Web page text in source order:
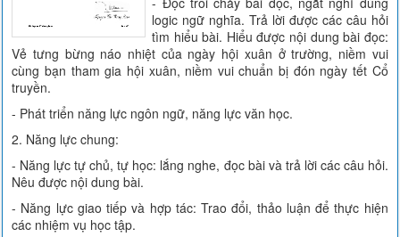
logic ngữ nghĩa. Trả lời được các câu hỏi
tìm hiểu bài. Hiểu được nội dung bài đọc:
Vẻ tưng bừng náo nhiệt của ngày hội xuân ở trường, niềm vui
cùng bạn tham gia hội xuân, niềm vui chuẩn bị đón ngày tết Cổ
truyền.
- Phát triển năng lực ngôn ngữ, năng lực văn học.
2. Năng lực chung:
- Năng lực tự chủ, tự học: lắng nghe, đọc bài và trả lời các câu hỏi.
Nêu được nội dung bài.
- Năng lực giao tiếp và hợp tác: Trao đổi, thảo luận để thực hiện
các nhiệm vụ học tập.